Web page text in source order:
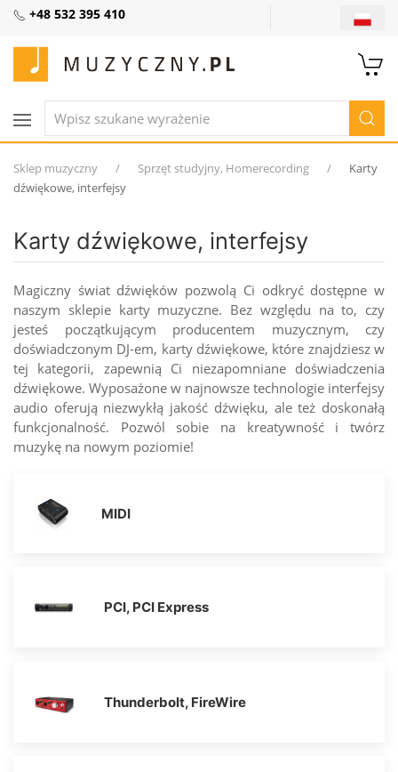
+48 532 395 410
Sklep muzyczny Sprzęt studyjny, Homerecording
Karty
dźwiękowe, interfejsy
Karty dźwiękowe, interfejsy
Magiczny świat dźwięków pozwolą Ci odkryć dostępne w
naszym sklepie karty muzyczne. Bez względu na to, czy
jesteś początkującym producentem muzycznym, czy
doświadczonym DJ-em, karty dźwiękowe, które znajdziesz w
tej kategorii, zapewnią Ci niezapomniane doświadczenia
dźwiękowe. Wyposażone w najnowsze technologie interfejsy
audio oferują niezwykłą jakość dźwięku, ale też doskonałą
funkcjonalność. Pozwól sobie na kreatywność i twórz
muzykę na nowym poziomie!
MIDI
PCI, PCI Express
Thunderbolt, FireWire